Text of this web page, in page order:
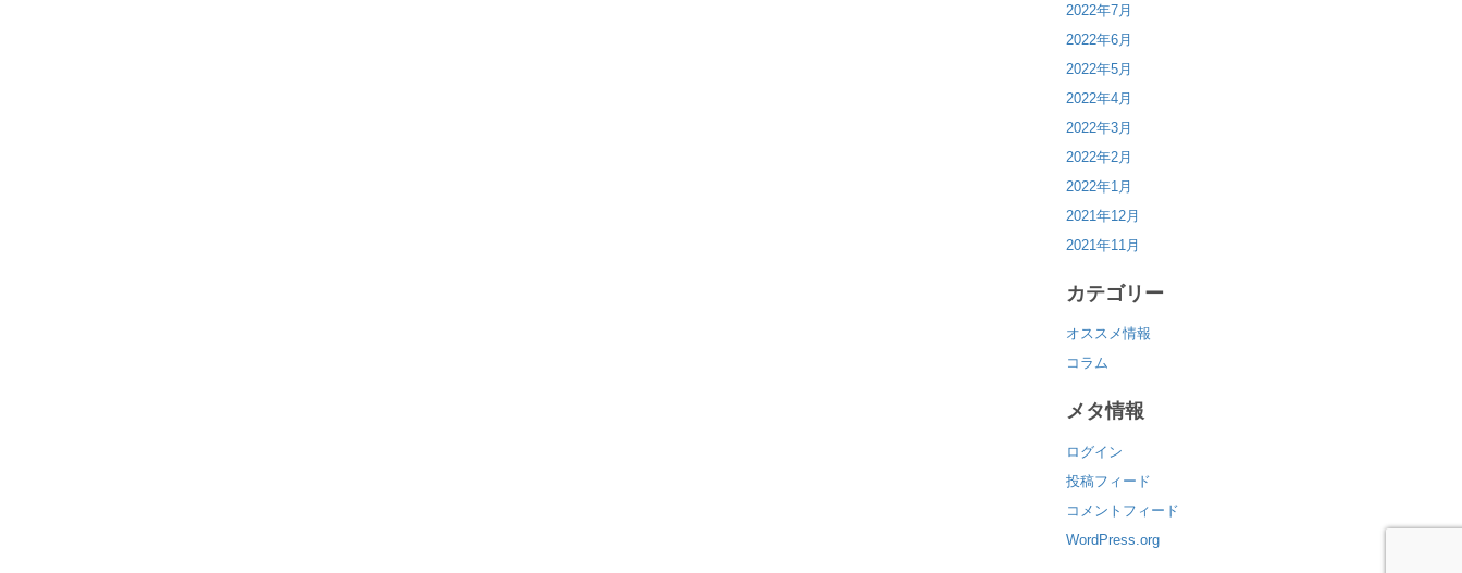
2022年7月
2022年6月
2022年5月
2022年4月
2022年3月
2022年2月
2022年1月
2021年12月
2021年11月
カテゴリー
オススメ情報
コラム
メタ情報
ログイン
投稿フィード
コメントフィード
WordPress.org